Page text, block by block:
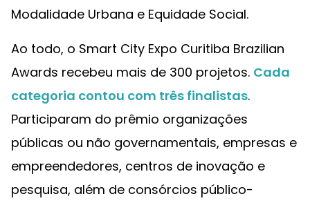
Modalidade Urbana e Equidade Social.
Ao todo, o Smart City Expo Curitiba Brazilian
Awards recebeu mais de 300 projetos. Cada
categoria contou com três finalistas.
Participaram do prêmio organizações
públicas ou não governamentais, empresas e
empreendedores, centros de inovação e
pesquisa, além de consórcios público-